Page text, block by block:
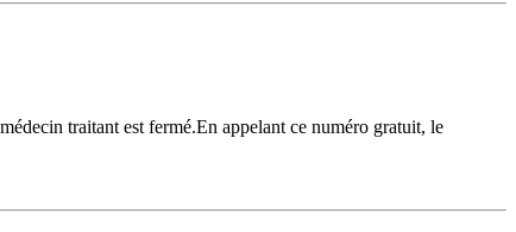
traitant est fermé.En appelant ce numéro gratuit, le